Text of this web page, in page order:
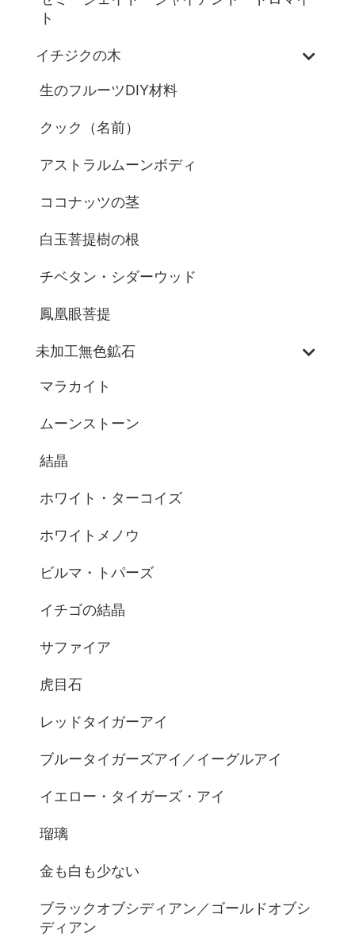
ト
イチジクの木
生のフルーツDIY材料
クック（名前）
アストラルムーンボディ
ココナッツの茎
白玉菩提樹の根
チベタン・シダーウッド
鳳凰眼菩提
未加工無色鉱石
マラカイト
ムーンストーン
結晶
ホワイト・ターコイズ
ホワイトメノウ
ビルマ・トパーズ
イチゴの結晶
サファイア
虎目石
レッドタイガーアイ
ブルータイガーズアイ／イーグルアイ
イエロー・タイガーズ・アイ
瑠璃
金も白も少ない
ブラックオブシディアン／ゴールドオブシ
ディアン